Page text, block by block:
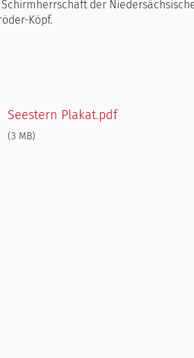
der
Köpf.
Seestern Plakat.pdf
(3 MB)